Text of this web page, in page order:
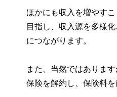
ほかにも収入を増やす
目指し、収入源を多様
につながります。
また、当然ではありま
保険を解約し、保険料